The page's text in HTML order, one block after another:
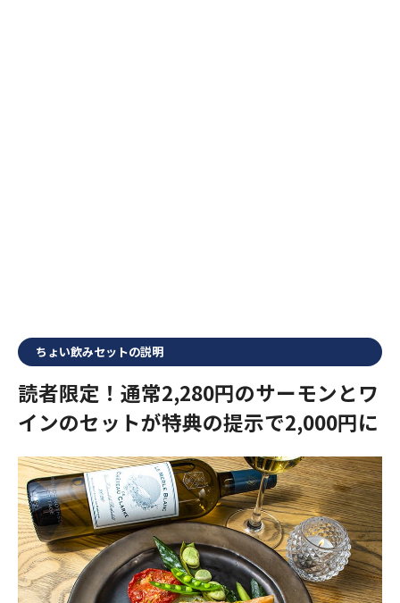
ちょい飲みセットの説明
読者限定！通常2,280円のサーモンとワ
インのセットが特典の提示で2,000円に